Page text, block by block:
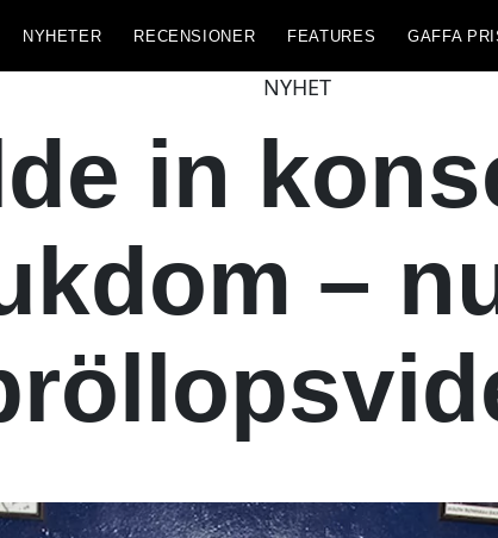
NYHETER RECENSIONER FEATURES GAFFA
NYHET
in
–